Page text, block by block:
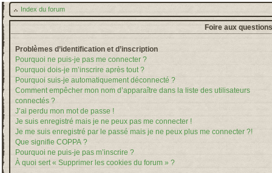
Index du forum
Foire aux
Problèmes d’identification et d’inscription
Pourquoi ne puis-je pas me connecter ?
Pourquoi dois-je m’inscrire après tout ?
Pourquoi suis-je automatiquement déconnecté ?
Comment empêcher mon nom d’apparaître dans la liste des utilisateurs
connectés ?
J’ai perdu mon mot de passe !
Je suis enregistré mais je ne peux pas me connecter !
Je me suis enregistré par le passé mais je ne peux plus me connecter ?!
Que signifie COPPA ?
Pourquoi ne puis-je pas m’inscrire ?
À quoi sert « Supprimer les cookies du forum » ?